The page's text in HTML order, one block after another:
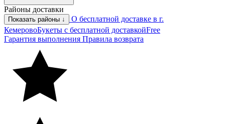
Районы доставки
Показать районы ↓
О бесплатной доставке в г.
КемеровоБукеты с бесплатной доставкойFree
Гарантия выполнения Правила возврата